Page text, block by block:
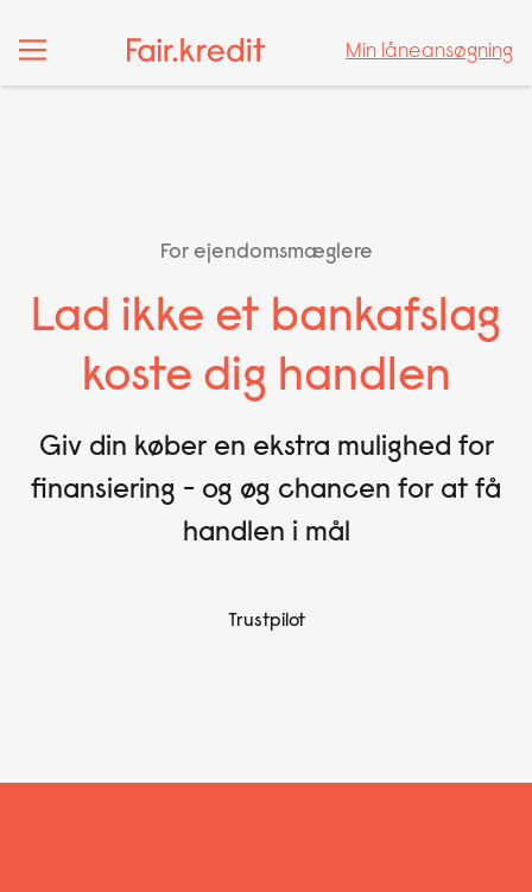
Min låneansøgning
Min låneansøgning
For ejendomsmæglere
Lad ikke et bankafslag
koste dig handlen
Giv din køber en ekstra mulighed for
finansiering - og øg chancen for at få
handlen i mål
Trustpilot